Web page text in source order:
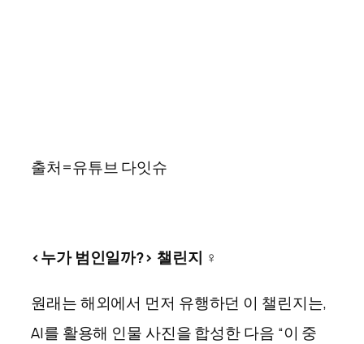
출처=유튜브 다잇슈
<누가 범인일까?> 챌린지 ‍♀️
원래는 해외에서 먼저 유행하던 이 챌린지는,
AI를 활용해 인물 사진을 합성한 다음 “이 중